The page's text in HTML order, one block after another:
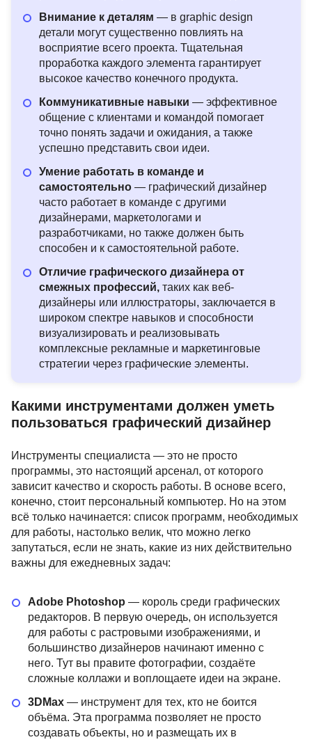
Внимание к деталям — в graphic design
детали могут существенно повлиять на
восприятие всего проекта. Тщательная
проработка каждого элемента гарантирует
высокое качество конечного продукта.
Коммуникативные навыки — эффективное
общение с клиентами и командой помогает
точно понять задачи и ожидания, а также
успешно представить свои идеи.
Умение работать в команде и
самостоятельно — графический дизайнер
часто работает в команде с другими
дизайнерами, маркетологами и
разработчиками, но также должен быть
способен и к самостоятельной работе.
Отличие графического дизайнера от
смежных профессий, таких как веб-
дизайнеры или иллюстраторы, заключается в
широком спектре навыков и способности
визуализировать и реализовывать
комплексные рекламные и маркетинговые
стратегии через графические элементы.
Какими инструментами должен уметь
пользоваться графический дизайнер
Инструменты специалиста — это не просто
программы, это настоящий арсенал, от которого
зависит качество и скорость работы. В основе всего,
конечно, стоит персональный компьютер. Но на этом
всё только начинается: список программ, необходимых
для работы, настолько велик, что можно легко
запутаться, если не знать, какие из них действительно
важны для ежедневных задач:
Adobe Photoshop — король среди графических
редакторов. В первую очередь, он используется
для работы с растровыми изображениями, и
большинство дизайнеров начинают именно с
него. Тут вы правите фотографии, создаёте
сложные коллажи и воплощаете идеи на экране.
3DMax — инструмент для тех, кто не боится
объёма. Эта программа позволяет не просто
создавать объекты, но и размещать их в
дизайнер:
курс
Основы графического
дизайна
Plus